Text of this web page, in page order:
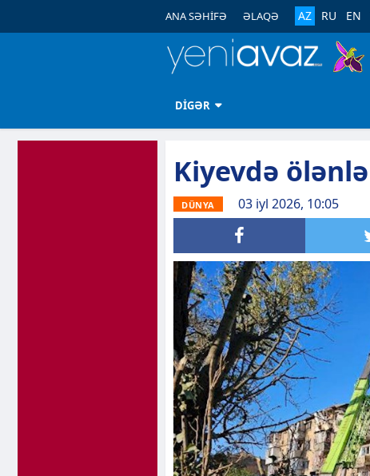
ANA SƏHİFƏ ƏLAQƏ AZ RU EN
DİGƏR
Kiyevdə
DÜNYA 03 iyl 2026, 10:05